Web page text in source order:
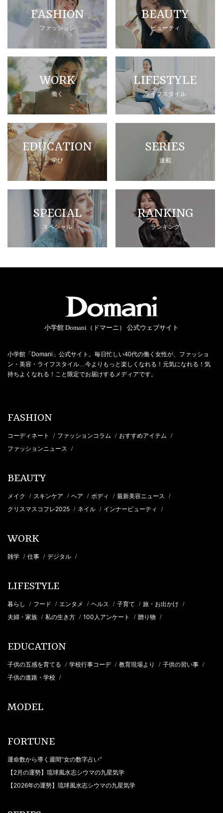
FASHION
ファッション
BEAUTY
ビューティ
WORK
働く
LIFESTYLE
ライフスタイル
EDUCATION
学び
SERIES
連載
SPECIAL
スペシャル
RANKING
ランキング
小学館 Domani（ドマーニ） 公式ウェブサイト
小学館「Domani」公式サイト。毎日忙しい40代の働く女性が、ファッショ
ン・美容・ライフスタイル…今よりもっと楽しくなれる！元気になれる！気
持ちよくなれる！こと限定でお届けするメディアです。
FASHION
コーディネート / ファッションコラム / おすすめアイテム /
ファッションニュース /
BEAUTY
メイク / スキンケア / ヘア / ボディ / 最新美容ニュース /
クリスマスコフレ2025 / ネイル / インナービューティ /
WORK
雑学 / 仕事 / デジタル /
LIFESTYLE
暮らし / フード / エンタメ / ヘルス / 子育て / 旅・お出かけ /
夫婦・家族 / 私の生き方 / 100人アンケート / 贈り物 /
EDUCATION
子供の五感を育てる / 学校行事コーデ / 教育現場より / 子供の習い事 /
子供の進路・学校 /
MODEL
FORTUNE
運命数から導く週間“女の数字占い”
【2月の運勢】琉球風水志シウマの九星気学
【2026年の運勢】琉球風水志シウマの九星気学